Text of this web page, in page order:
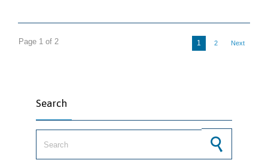
Page 1 of 2 1 2 Next
Search